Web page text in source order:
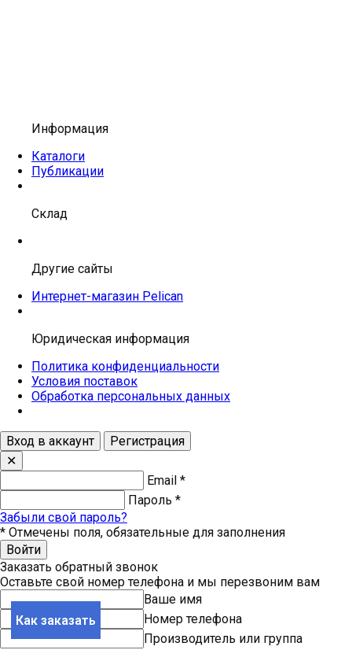
Как заказать
Информация
Каталоги
Публикации
Склад
Другие сайты
Интернет-магазин Pelican
Юридическая информация
Политика конфиденциальности
Условия поставок
Обработка персональных данных
Вход в аккаунт
Регистрация
✕
Email *
Пароль *
Забыли свой пароль?
* Отмечены поля, обязательные для заполнения
Войти
Заказать обратный звонок
Оставьте свой номер телефона и мы перезвоним вам
Ваше имя
Номер телефона
Производитель или группа